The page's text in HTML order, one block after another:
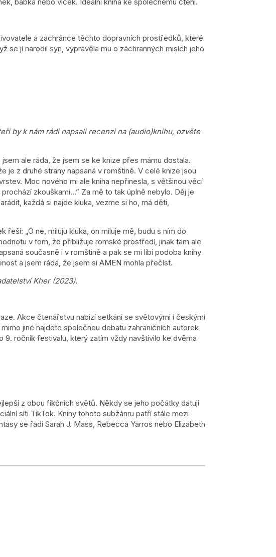
a zachránce těchto dopravních prostředků, které
se jí narodil syn, vyprávěla mu o záchranných misích jeho
by k nám rádi napsali recenzi na (audio)knihu, ozvěte
ale ráda, že jsem se ke knize přes mámu dostala.
je z druhé strany napsaná v romštině. V celé knize jsou
Moc nového mi ale kniha nepřinesla, s většinou věcí
zkouškami…” Za mě to tak úplně nebylo. Děj je
každá si najde kluka, vezme si ho, má děti,
„Ó ne, miluju kluka, on miluje mě, budu s ním do
v tom, že přibližuje romské prostředí, jinak tam ale
současně i v romštině a pak se mi líbí podoba knihy
a jsem ráda, že jsem si AMEN mohla přečíst.
Kher (2023).
Akce čtenářstvu nabízí setkání se světovými i českými
jiné najdete společnou debatu zahraničních autorek
9. ročník festivalu, který zatím vždy navštívilo ke dvěma
z obou fikčních světů. Někdy se jeho počátky datují
síti TikTok. Knihy tohoto subžánru patří stále mezi
se řadí Sarah J. Mass, Rebecca Yarros nebo Elizabeth